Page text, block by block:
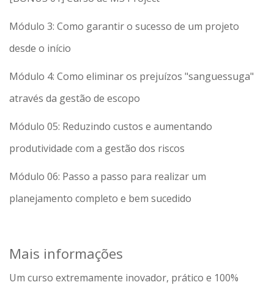
Módulo 3: Como garantir o sucesso de um projeto
desde o início
Módulo 4: Como eliminar os prejuízos "sanguessuga"
através da gestão de escopo
Módulo 05: Reduzindo custos e aumentando
produtividade com a gestão dos riscos
Módulo 06: Passo a passo para realizar um
planejamento completo e bem sucedido
Mais informações
Um curso extremamente inovador, prático e 100%